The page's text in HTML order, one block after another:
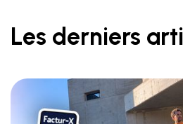
Les derniers